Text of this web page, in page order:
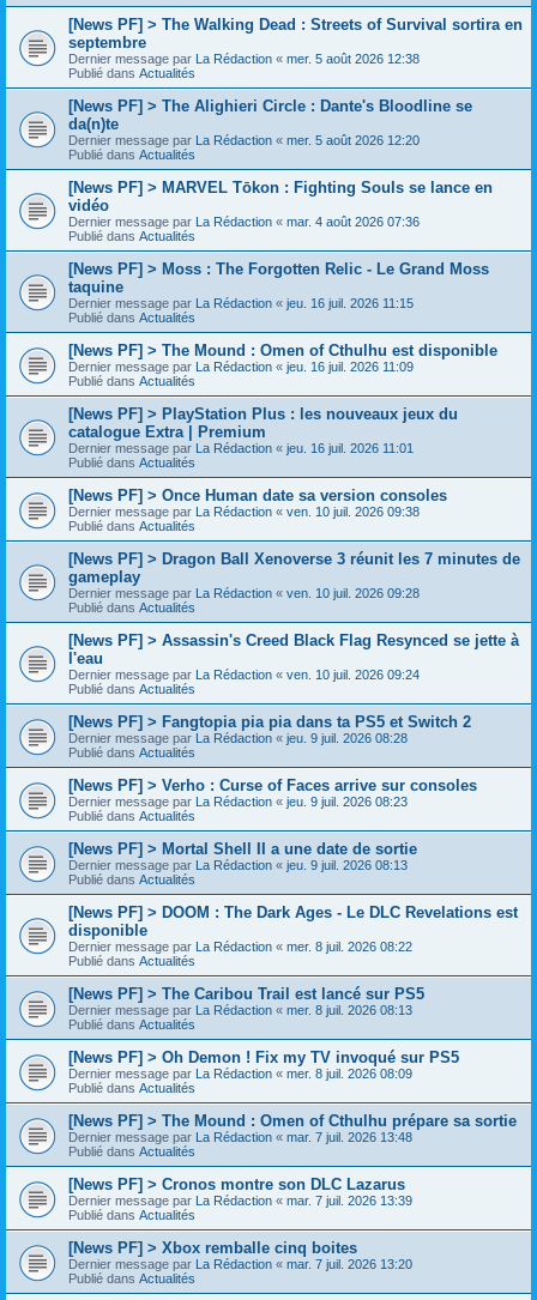
[News PF] > The Walking Dead : Streets of Survival sortira en
septembre
Dernier message par La Rédaction « mer. 5 août 2026 12:38
Publié dans Actualités
[News PF] > The Alighieri Circle : Dante's Bloodline se
da(n)te
Dernier message par La Rédaction « mer. 5 août 2026 12:20
Publié dans Actualités
[News PF] > MARVEL Tōkon : Fighting Souls se lance en
vidéo
Dernier message par La Rédaction « mar. 4 août 2026 07:36
Publié dans Actualités
[News PF] > Moss : The Forgotten Relic - Le Grand Moss
taquine
Dernier message par La Rédaction « jeu. 16 juil. 2026 11:15
Publié dans Actualités
[News PF] > The Mound : Omen of Cthulhu est disponible
Dernier message par La Rédaction « jeu. 16 juil. 2026 11:09
Publié dans Actualités
[News PF] > PlayStation Plus : les nouveaux jeux du
catalogue Extra | Premium
Dernier message par La Rédaction « jeu. 16 juil. 2026 11:01
Publié dans Actualités
[News PF] > Once Human date sa version consoles
Dernier message par La Rédaction « ven. 10 juil. 2026 09:38
Publié dans Actualités
[News PF] > Dragon Ball Xenoverse 3 réunit les 7 minutes de
gameplay
Dernier message par La Rédaction « ven. 10 juil. 2026 09:28
Publié dans Actualités
[News PF] > Assassin's Creed Black Flag Resynced se jette à
l'eau
Dernier message par La Rédaction « ven. 10 juil. 2026 09:24
Publié dans Actualités
[News PF] > Fangtopia pia pia dans ta PS5 et Switch 2
Dernier message par La Rédaction « jeu. 9 juil. 2026 08:28
Publié dans Actualités
[News PF] > Verho : Curse of Faces arrive sur consoles
Dernier message par La Rédaction « jeu. 9 juil. 2026 08:23
Publié dans Actualités
[News PF] > Mortal Shell II a une date de sortie
Dernier message par La Rédaction « jeu. 9 juil. 2026 08:13
Publié dans Actualités
[News PF] > DOOM : The Dark Ages - Le DLC Revelations est
disponible
Dernier message par La Rédaction « mer. 8 juil. 2026 08:22
Publié dans Actualités
[News PF] > The Caribou Trail est lancé sur PS5
Dernier message par La Rédaction « mer. 8 juil. 2026 08:13
Publié dans Actualités
[News PF] > Oh Demon ! Fix my TV invoqué sur PS5
Dernier message par La Rédaction « mer. 8 juil. 2026 08:09
Publié dans Actualités
[News PF] > The Mound : Omen of Cthulhu prépare sa sortie
Dernier message par La Rédaction « mar. 7 juil. 2026 13:48
Publié dans Actualités
[News PF] > Cronos montre son DLC Lazarus
Dernier message par La Rédaction « mar. 7 juil. 2026 13:39
Publié dans Actualités
[News PF] > Xbox remballe cinq boites
Dernier message par La Rédaction « mar. 7 juil. 2026 13:20
Publié dans Actualités